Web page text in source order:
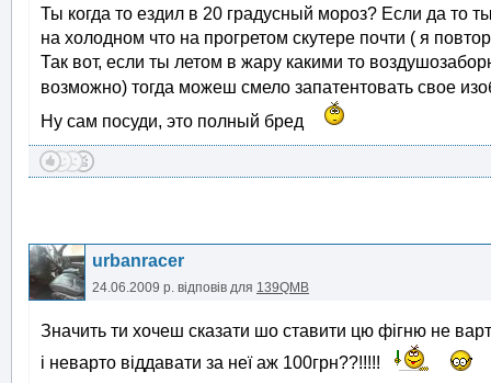
Ты когда то ездил в 20 градусный мороз? Если да то
на холодном что на прогретом скутере почти ( я
Так вот, если ты летом в жару какими то
возможно) тогда можеш смело запатентовать свое
Ну сам посуди, это полный бред
urbanracer
24.06.2009 р. відповів для 139QMB
Значить ти хочеш сказати шо ставити цю фігню не
і неварто віддавати за неї аж 100грн??!!!!!